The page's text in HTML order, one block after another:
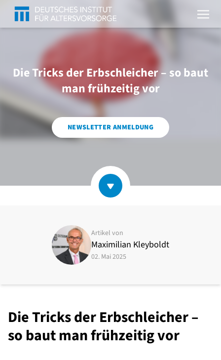
Die Tricks der Erbschleicher – so baut
man frühzeitig vor
NEWSLETTER ANMELDUNG
Artikel von
Maximilian Kleyboldt
02. Mai 2025
Die Tricks der Erbschleicher –
so baut man frühzeitig vor